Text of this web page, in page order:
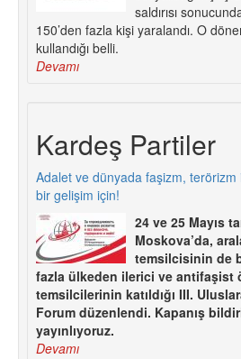
saldırısı
150’den fazla kişi yaralandı. O
kullandığı belli.
Devamı
Kardeş Partiler
Adalet ve dünyada faşizm, terörizm
bir gelişim için!
24 ve 25 Mayıs
Moskova’da,
temsilcisinin de
fazla ülkeden ilerici ve antifaşist
temsilcilerinin katıldığı III.
Forum düzenlendi. Kapanış
yayınlıyoruz.
Devamı